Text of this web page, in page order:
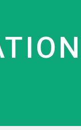
研究機関
ランティア保険
な製品を展開